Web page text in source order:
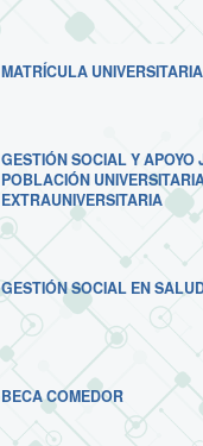
MATRÍCULA UNIVERSITARIA
GESTIÓN SOCIAL Y APOYO
POBLACIÓN
EXTRAUNIVERSITARIA
GESTIÓN SOCIAL EN
BECA COMEDOR